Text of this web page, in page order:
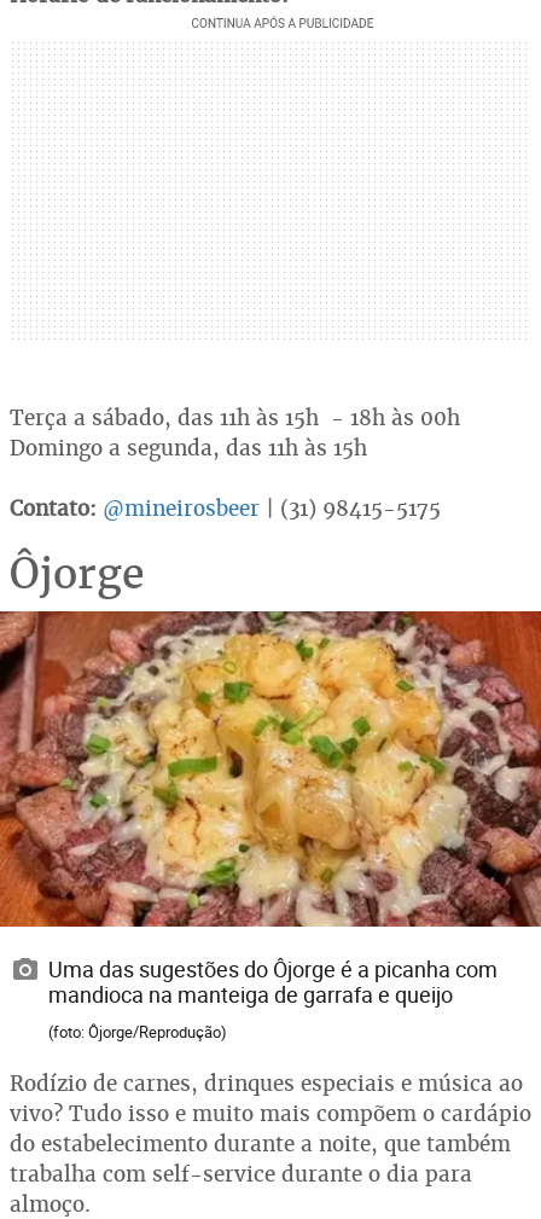
Terça a sábado, das 11h às 15h - 18h às 00h
Domingo a segunda, das 11h às 15h
Contato: @mineirosbeer | (31) 98415-5175
Ôjorge
Uma das sugestões do Ôjorge é a picanha com
mandioca na manteiga de garrafa e queijo
(foto: Ôjorge/Reprodução)
Rodízio de carnes, drinques especiais e música ao
vivo? Tudo isso e muito mais compõem o cardápio
do estabelecimento durante a noite, que também
trabalha com self-service durante o dia para
almoço.